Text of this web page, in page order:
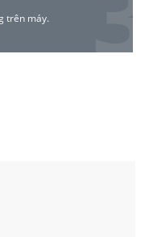
trên máy.